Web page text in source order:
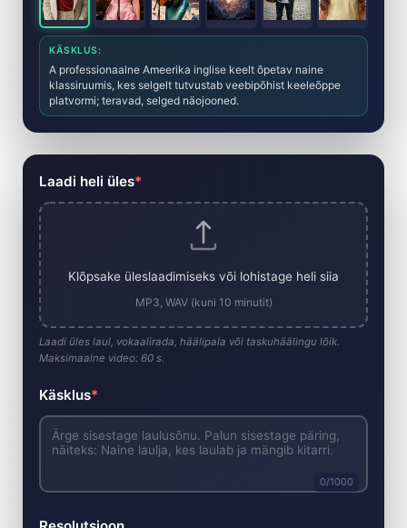
Laadi heli üles*
Klõpsake üleslaadimiseks või lohistage heli siia
MP3, WAV (kuni 10 minutit)
Laadi üles laul, vokaalirada, häälipala või taskuhäälingu lõik.
Maksimaalne video: 60 s.
Käsklus*
0/1000
KÄSKLUS:
A professionaalne Ameerika inglise keelt õpetav naine
klassiruumis, kes selgelt tutvustab veebipõhist keeleõppe
platvormi; teravad, selged näojooned.